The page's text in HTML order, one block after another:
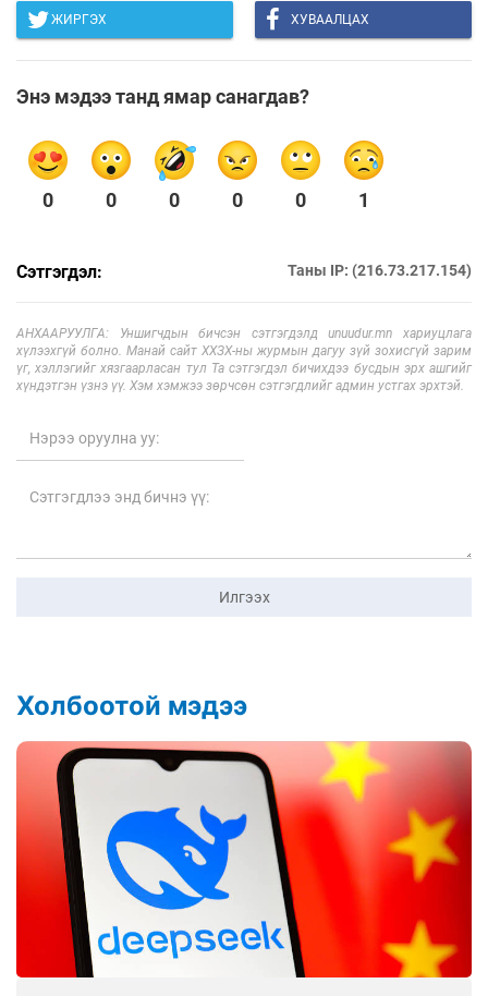
ЖИРГЭХ ХУВААЛЦАХ
Энэ мэдээ танд ямар санагдав?
0 0 0 0 0 1
Сэтгэгдэл: Таны IP: (216.73.217.154)
АНХААРУУЛГА: Уншигчдын бичсэн сэтгэгдэлд unuudur.mn хариуцлага
хүлээхгүй болно. Манай сайт ХХЗХ-ны журмын дагуу зүй зохисгүй зарим
үг, хэллэгийг хязгаарласан тул Та сэтгэгдэл бичихдээ бусдын эрх ашгийг
хүндэтгэн үзнэ үү. Хэм хэмжээ зөрчсөн сэтгэгдлийг админ устгах эрхтэй.
Илгээх
Холбоотой мэдээ